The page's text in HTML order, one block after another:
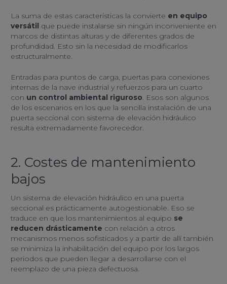
La suma de estas características la convierte en equipo
versátil que puede instalarse sin ningún inconveniente en
marcos de distintas alturas y de diferentes grados de
profundidad. Esto sin la necesidad de modificarlos
estructuralmente.
Entradas para puntos de carga, puertas para conexiones
internas de la nave industrial y refuerzos para un cuarto
con un control ambiental riguroso. Esos son algunos
de los escenarios en los que la sencilla instalación de una
puerta seccional con sistema de elevación hidráulico
resulta extremadamente favorecedor.
2. Costes de mantenimiento
bajos
Un sistema de elevación hidráulico en una puerta
seccional es prácticamente autogestionable. Eso se
traduce en que los mantenimientos al equipo se
reducen drásticamente con relación a otros
mecanismos menos sofisticados y a partir de allí también
se minimiza la inhabilitación del equipo por los largos
periodos que pueden llegar a desarrollarse con el
reemplazo de una pieza defectuosa.